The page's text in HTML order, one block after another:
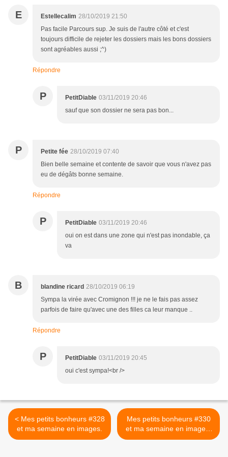
E Estellecalim 28/10/2019 21:50
Pas facile Parcours sup. Je suis de l'autre côté et c'est
toujours difficile de rejeter les dossiers mais les bons dossiers
sont agréables aussi ;^)
Répondre
P PetitDiable 03/11/2019 20:46
sauf que son dossier ne sera pas bon...
P Petite fée 28/10/2019 07:40
Bien belle semaine et contente de savoir que vous n'avez pas
eu de dégâts bonne semaine.
Répondre
P PetitDiable 03/11/2019 20:46
oui on est dans une zone qui n'est pas inondable, ça
va
B blandine ricard 28/10/2019 06:19
Sympa la virée avec Cromignon !!! je ne le fais pas assez
parfois de faire qu'avec une des filles ca leur manque ..
Répondre
P PetitDiable 03/11/2019 20:45
oui c'est sympa!<br />
< Mes petits bonheurs #328
et ma semaine en images.
Mes petits bonheurs #330
et ma semaine en images.
>